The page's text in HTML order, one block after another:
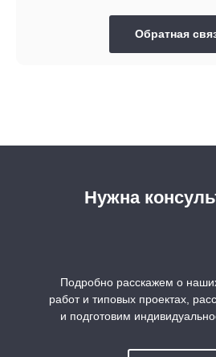
Обратная
Нужна
Подробно расскажем о
работ и типовых проектах,
и подготовим